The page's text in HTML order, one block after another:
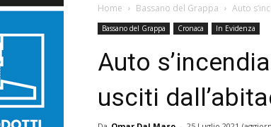
Home Bassano del Grappa Auto
Bassano del Grappa Cronaca In Evidenza
Auto
usciti